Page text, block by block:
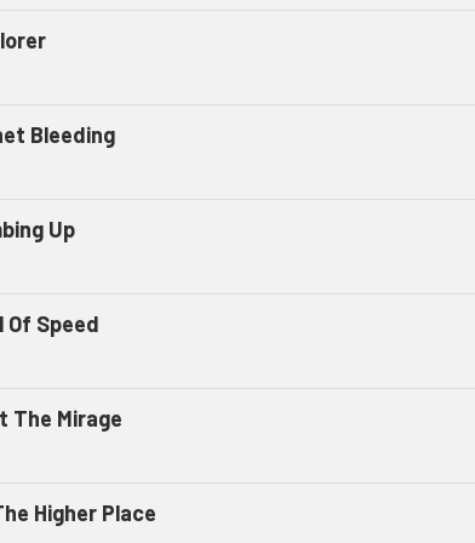
Bleeding
Up
Of Speed
The Mirage
Higher Place